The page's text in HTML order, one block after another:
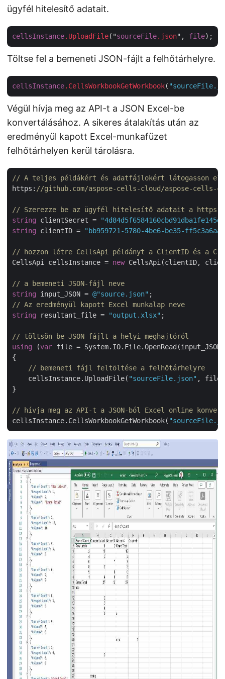
ügyfél hitelesítő adatait.
cellsInstance.UploadFile("sourceFile.json", file
Töltse fel a bemeneti JSON-fájlt a felhőtárhelyre.
cellsInstance.CellsWorkbookGetWorkbook(
Végül hívja meg az API-t a JSON Excel-be
konvertálásához. A sikeres átalakítás után az
eredményül kapott Excel-munkafüzet
felhőtárhelyen kerül tárolásra.
// A teljes példákért és adatfájlokért látogasson
https: //github.com/aspose-cells-cloud/aspose-cells-
// Szerezze be az ügyfél hitelesítő adatait a https://
string clientSecret =
string clientID = "bb959721-5780-4be6-be35-
// hozzon létre CellsApi példányt a ClientID és a
CellsApi cellsInstance = new CellsApi(clientID,
// a bemeneti JSON-fájl neve
string input_JSON = @"source.json"
// Az eredményül kapott Excel munkalap neve
string resultant_file = "output.xlsx" ;
// töltsön be JSON fájlt a helyi meghajtóról
using (var file =
{
// bemeneti fájl feltöltése a felhőtárhelyre
    cellsInstance.UploadFile(
"sourceFile.json" ,
}
// hívja meg az API-t a JSON-ból Excel online
cellsInstance.CellsWorkbookGetWorkbook(